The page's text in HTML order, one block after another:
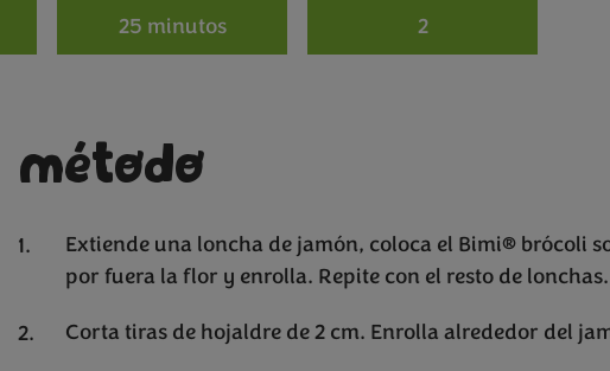
25 minutos
2
método
Extiende una loncha de jamón, coloca el Bimi® brócoli
por fuera la flor y enrolla. Repite con el resto de lonchas.
Corta tiras de hojaldre de 2 cm. Enrolla alrededor del